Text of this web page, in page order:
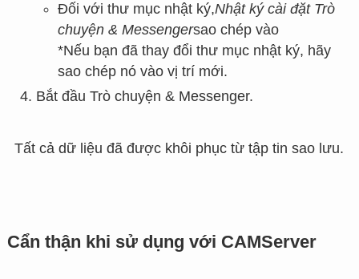
Đối với thư mục nhật ký,Nhật ký cài đặt Trò
chuyện & Messengersao chép vào
*Nếu bạn đã thay đổi thư mục nhật ký, hãy
sao chép nó vào vị trí mới.
Bắt đầu Trò chuyện & Messenger.
Tất cả dữ liệu đã được khôi phục từ tập tin sao lưu.
Cẩn thận khi sử dụng với CAMServer